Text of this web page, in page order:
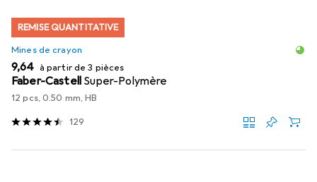
REMISE QUANTITATIVE
Mines de crayon
EUR
9,64 à partir de 3 pièces
Faber-Castell Super-Polymère
12 pcs, 0.50 mm, HB
129